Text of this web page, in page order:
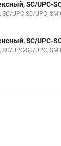
SC/UPC-
UPC-SC/UPC, SM
SC/UPC-
UPC-SC/UPC, SM